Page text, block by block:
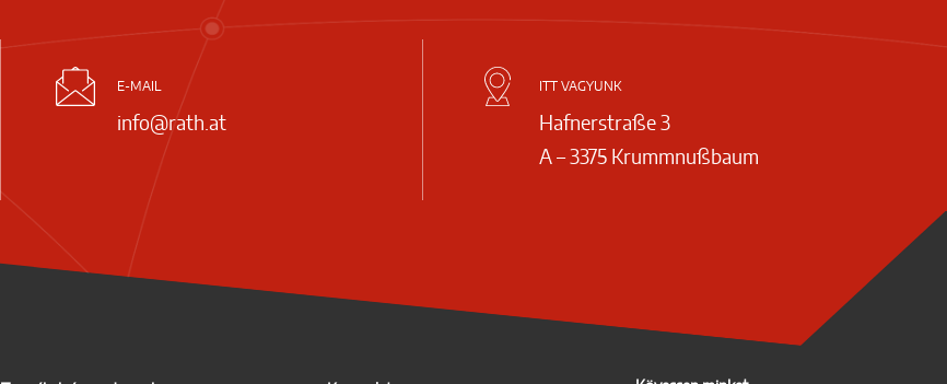
E-MAIL
info@rath.at
ITT VAGYUNK
Hafnerstraße 3
A – 3375 Krummnußbaum